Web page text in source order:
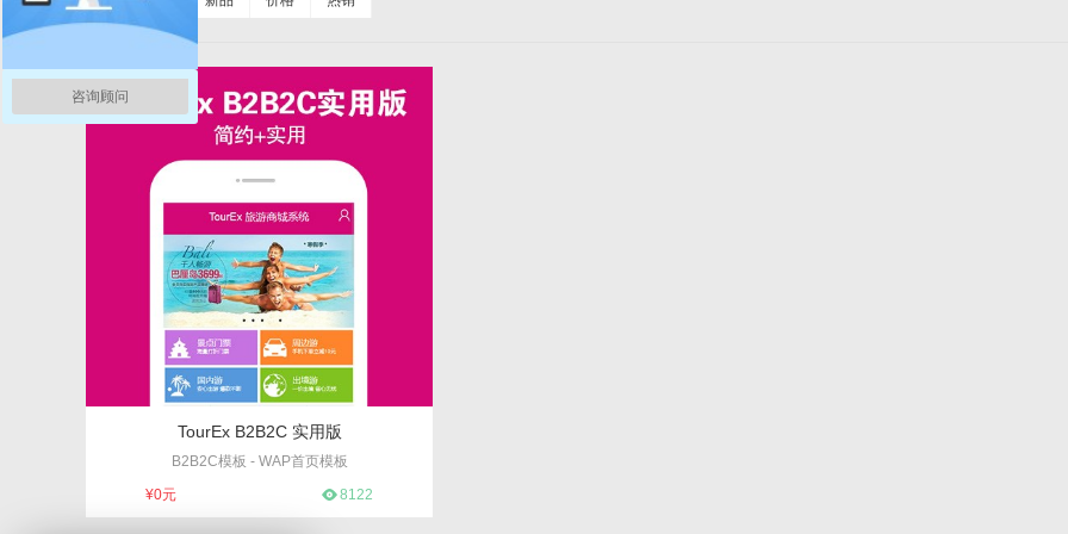
TourEx B2B2C 实用版
B2B2C模板 - WAP首页模板
¥0元 8122
咨询顾问